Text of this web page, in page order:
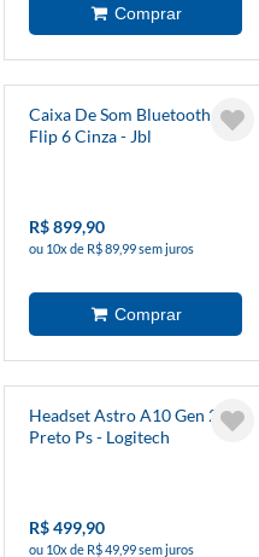
Caixa De Som Bluetooth
Flip 6 Cinza - Jbl
R$ 899,90
ou 10x de R$ 89,99 sem juros
Headset Astro A10 Gen 2
Preto Ps - Logitech
R$ 499,90
ou 10x de R$ 49,99 sem juros